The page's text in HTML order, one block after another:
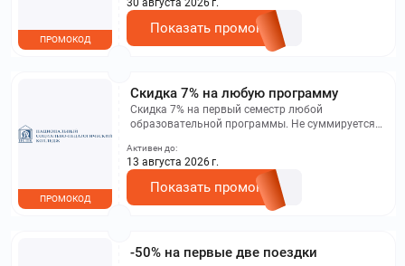
ПРОМОКОД
30 августа 2026 г.
Показать промокод
Скидка 7% на любую программу
Скидка 7% на первый семестр любой
образовательной программы. Не суммируется с
на сайте.
ПРОМОКОД
Активен до:
13 августа 2026 г.
Показать промокод
-50% на первые две поездки